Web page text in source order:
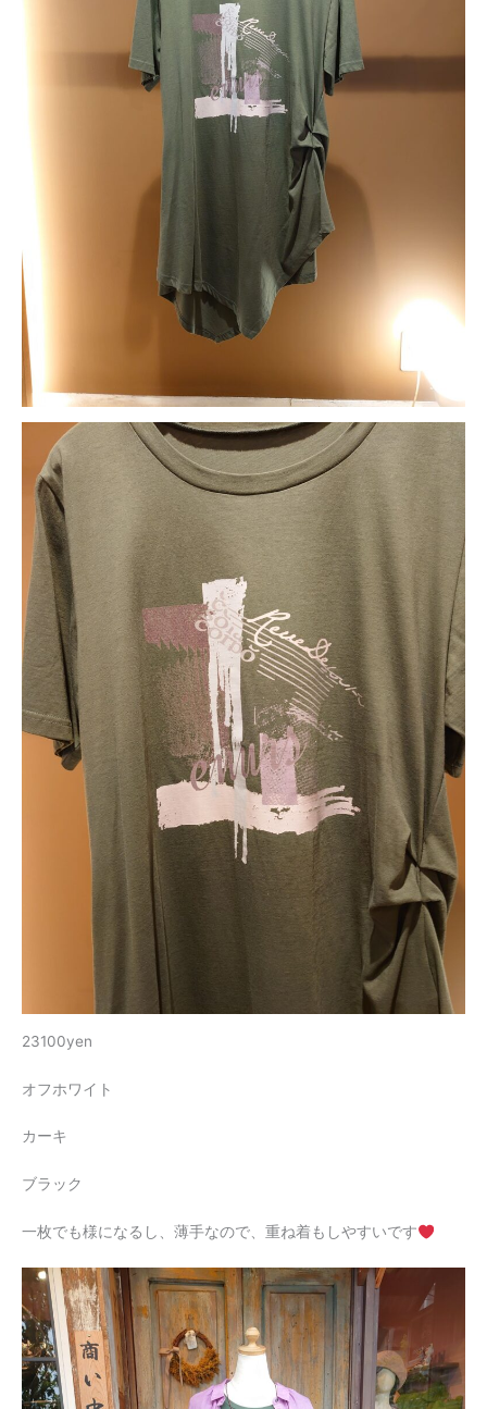
23100yen
オフホワイト
カーキ
ブラック
一枚でも様になるし、薄手なので、重ね着もしやすいです